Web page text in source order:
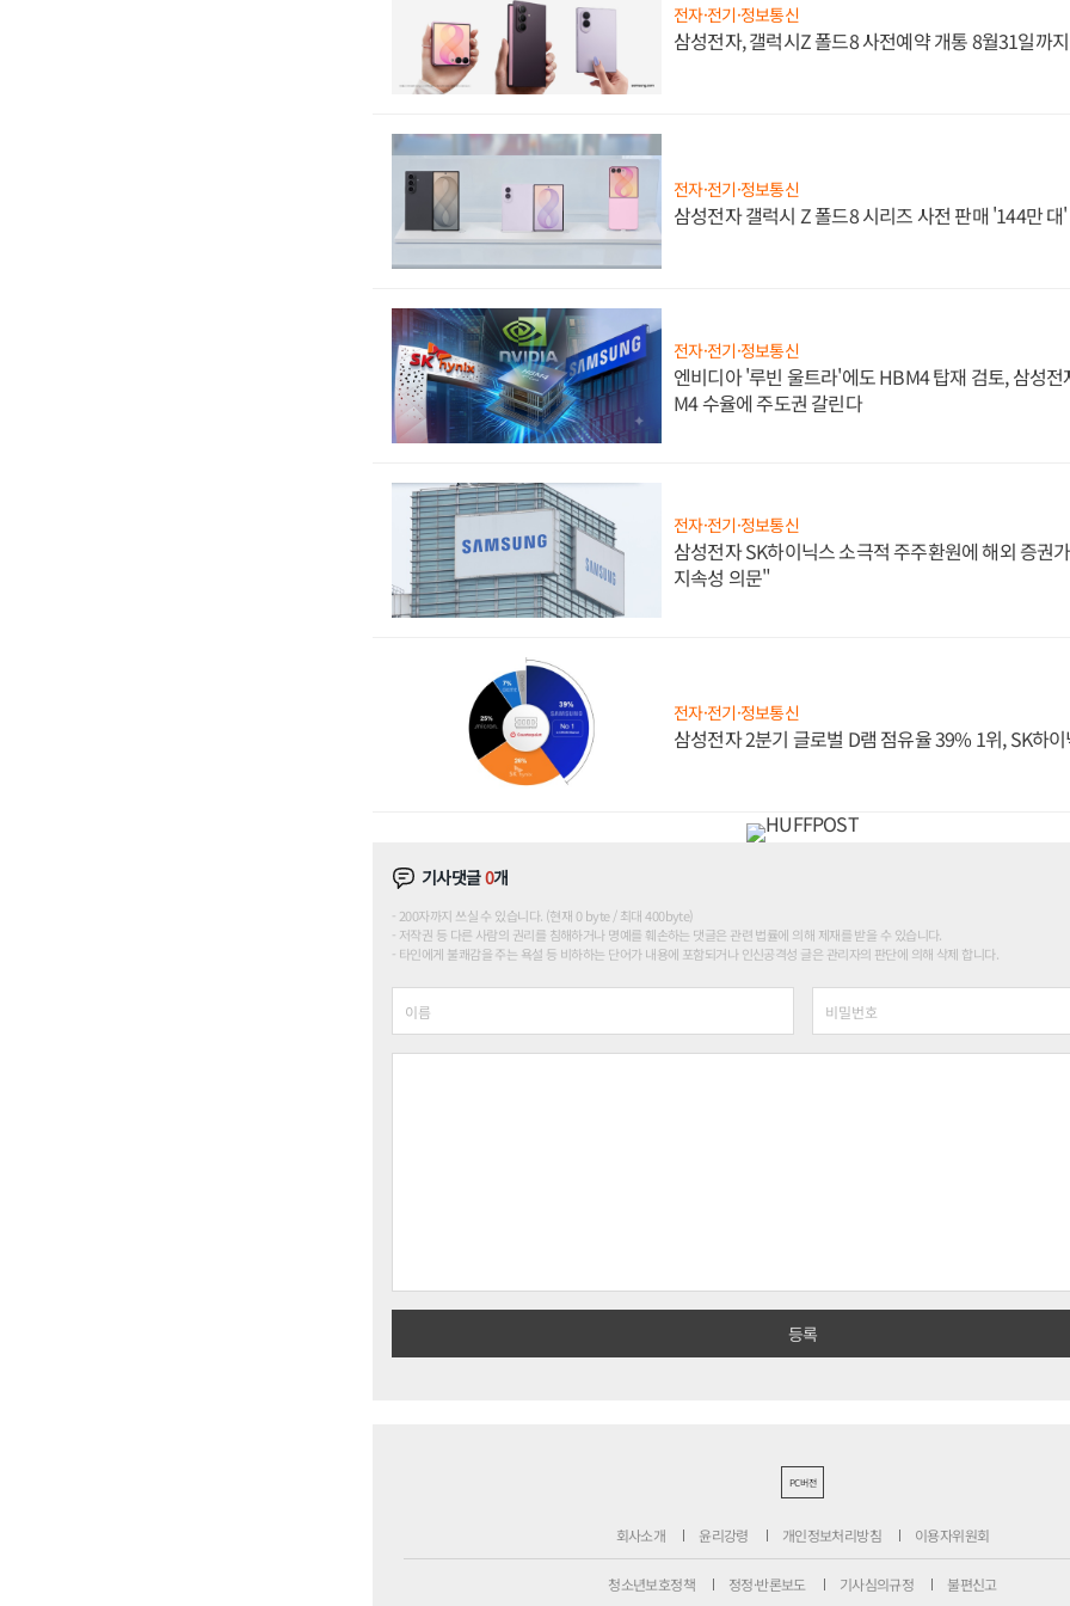
전자·전기·정보통신
삼성전자, 갤럭시Z 폴드8 사전예약 개통 8월31일까
전자·전기·정보통신
삼성전자 갤럭시 Z 폴드8 시리즈 사전 판매 '144만 대
전자·전기·정보통신
엔비디아 '루빈 울트라'에도 HBM4 탑재 검토, 삼성전
M4 수율에 주도권 갈린다
전자·전기·정보통신
삼성전자 SK하이닉스 소극적 주주환원에 해외 증권
지속성 의문"
전자·전기·정보통신
삼성전자 2분기 글로벌 D램 점유율 39% 1위, SK하
기사댓글0개
200자까지 쓰실 수 있습니다. (현재 0 byte / 최대 400byte)
저작권 등 다른 사람의 권리를 침해하거나 명예를 훼손하는 댓글은 관련 법률에 의해 제재를 받을 수 있습니다.
타인에게 불쾌감을 주는 욕설 등 비하하는 단어가 내용에 포함되거나 인신공격성 글은 관리자의 판단에 의해 삭제 합니다.
PC버전
회사소개 윤리강령 개인정보처리방침 이용자위원회
청소년보호정책 정정·반론보도 기사심의규정 불편신고